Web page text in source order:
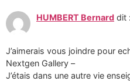
HUMBERT Bernard dit :
J’aimerais vous joindre pour
Nextgen Gallery –
J’étais dans une autre vie